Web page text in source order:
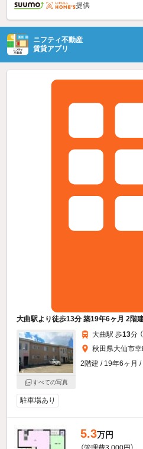
提供
ニフティ不動産
賃貸アプリ
大曲駅より徒歩13分 築19年6ヶ月 2階
すべての写真
大曲駅 歩13分
秋田県大仙市
2階建 / 19年6ヶ月 /
駐車場あり
5.3万円